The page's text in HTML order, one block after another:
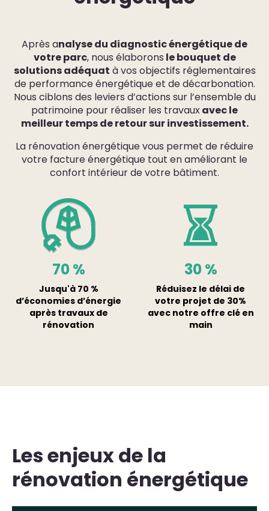
Après analyse du diagnostic énergétique de
votre parc, nous élaborons le bouquet de
solutions adéquat à vos objectifs réglementaires
de performance énergétique et de décarbonation.
Nous ciblons des leviers d’actions sur l’ensemble du
patrimoine pour réaliser les travauxavec le
meilleur temps de retour sur investissement.
La rénovation énergétique vous permet de réduire
votre facture énergétique tout en améliorant le
confort intérieur de votre bâtiment.
70%
Jusqu'à 70 %
d’économies d’énergie
après travaux de
rénovation
30%
Réduisez le délai de
votre projet de 30%
avec notre offre clé en
main
Les enjeux de la
rénovation énergétique